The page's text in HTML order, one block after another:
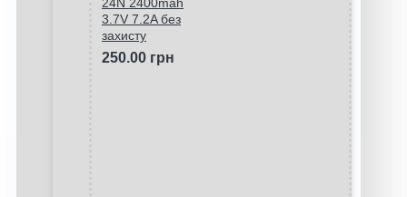
3.7V 7.2A без
захисту
250.00 грн